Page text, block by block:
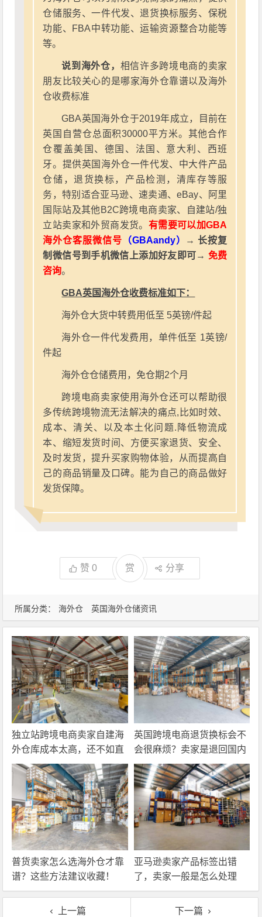
所属分类： 海外仓 英国海外仓储资讯
仓储服务、一件代发、退货换标服务、保税
功能、FBA中转功能、运输资源整合功能等
等。
说到海外仓， 相信许多跨境电商的卖家
朋友比较关心的是哪家海外仓靠谱以及海外
仓收费标准
GBA英国海外仓于2019年成立，目前在
英国自营仓总面积30000平方米。其他合作
仓覆盖美国、德国、法国、意大利、西班
牙。提供英国海外仓一件代发、中大件产品
仓储，退货换标，产品检测，清库存等服
务，特别适合亚马逊、速卖通、eBay、阿里
国际站及其他B2C跨境电商卖家、自建站/独
立站卖家和外贸商发货。 有需要可以加GBA
海外仓客服微信号 （GBAandy）
→ 长按复
制微信号到手机微信上添加好友即可→ 免费
咨询。
GBA英国海外仓收费标准如下：
海外仓大货中转费用低至 5英镑/件起
海外仓一件代发费用，单件低至 1英镑/
件起
海外仓仓储费用，免仓期2个月
跨境电商卖家使用海外仓还可以帮助很
多传统跨境物流无法解决的痛点,比如时效、
成本、清关、以及本土化问题.降低物流成
本、缩短发货时间、方便买家退货、安全、
及时发货，提升买家购物体验，从而提高自
己的商品销量及口碑。能为自己的商品做好
发货保障。
赞0 赏 分享
独立站跨境电商卖家自建海
外仓库成本太高，还不如直
接找第三方自营海外仓！
英国跨境电商退货换标会不
会很麻烦？卖家是退回国内
还是在海外直接处理？
普货卖家怎么选海外仓才靠
谱？这些方法建议收藏！
亚马逊卖家产品标签出错
了，卖家一般是怎么处理
的？
上一篇
下一篇